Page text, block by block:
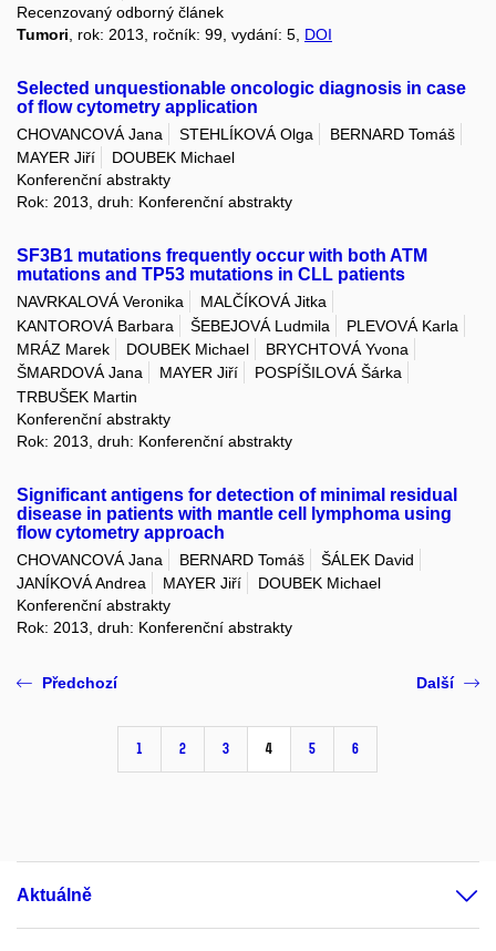
Recenzovaný odborný článek
Tumori , rok: 2013, ročník: 99, vydání: 5, DOI
Selected unquestionable oncologic diagnosis in case
of flow cytometry application
CHOVANCOVÁ Jana STEHLÍKOVÁ Olga
BERNARD Tomáš
MAYER Jiří
DOUBEK Michael
Konferenční abstrakty
Rok: 2013, druh: Konferenční abstrakty
SF3B1 mutations frequently occur with both ATM
mutations and TP53 mutations in CLL patients
NAVRKALOVÁ Veronika
MALČÍKOVÁ Jitka
KANTOROVÁ Barbara
ŠEBEJOVÁ Ludmila
PLEVOVÁ Karla
MRÁZ Marek
DOUBEK Michael
BRYCHTOVÁ Yvona
ŠMARDOVÁ Jana
MAYER Jiří
POSPÍŠILOVÁ Šárka
TRBUŠEK Martin
Konferenční abstrakty
Rok: 2013, druh: Konferenční abstrakty
Significant antigens for detection of minimal residual
disease in patients with mantle cell lymphoma using
flow cytometry approach
CHOVANCOVÁ Jana BERNARD Tomáš
ŠÁLEK David
JANÍKOVÁ Andrea
MAYER Jiří
DOUBEK Michael
Konferenční abstrakty
Rok: 2013, druh: Konferenční abstrakty
Předchozí
1 2 3 4 5 6
Další
Aktuálně